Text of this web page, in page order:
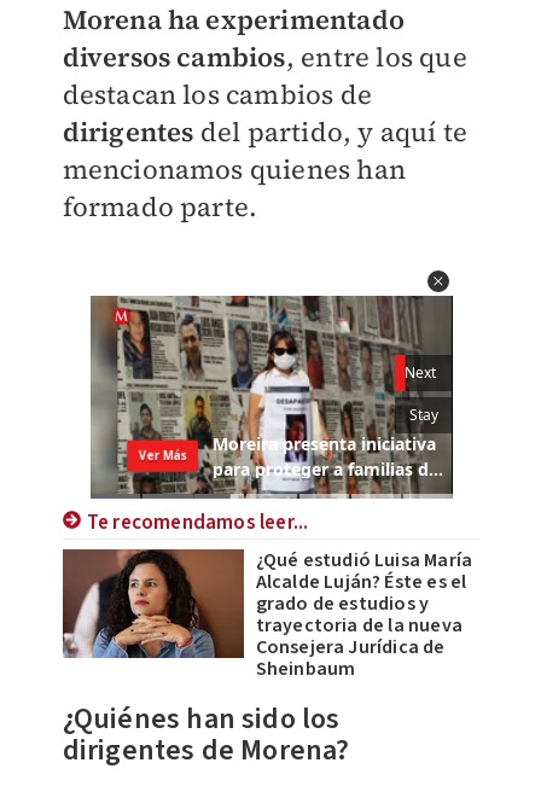
Morena ha experimentado
diversos cambios, entre los que
destacan los cambios de
dirigentes del partido, y aquí te
mencionamos quienes han
formado parte.
Te recomendamos leer...
¿Qué estudió Luisa María
Alcalde Luján? Éste es el
grado de estudios y
trayectoria de la nueva
Consejera Jurídica de
Sheinbaum
¿Quiénes han sido los
dirigentes de Morena?